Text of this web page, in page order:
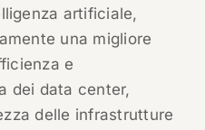
artificiale,
una migliore
e
dei data center,
delle infrastrutture